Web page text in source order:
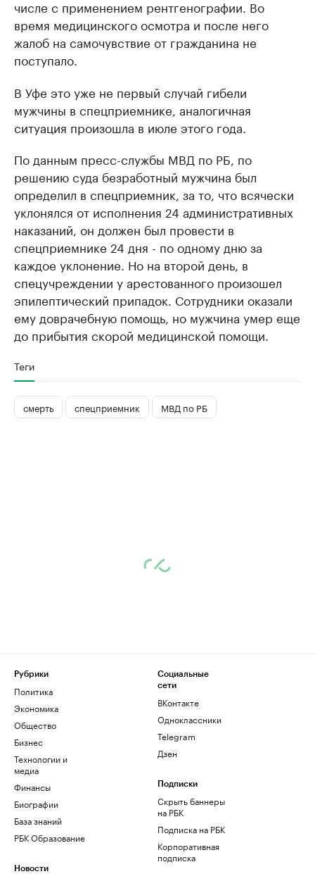
числе с применением рентгенографии. Во
время медицинского осмотра и после него
жалоб на самочувствие от гражданина не
поступало.
В Уфе это уже не первый случай гибели
мужчины в спецприемнике, аналогичная
ситуация произошла в июле этого года.
По данным пресс-службы МВД по РБ, по
решению суда безработный мужчина был
определил в спецприемник, за то, что всячески
уклонялся от исполнения 24 административных
наказаний, он должен был провести в
спецприемнике 24 дня - по одному дню за
каждое уклонение. Но на второй день, в
спецучреждении у арестованного произошел
эпилептический припадок. Сотрудники оказали
ему доврачебную помощь, но мужчина умер еще
до прибытия скорой медицинской помощи.
Теги
смерть спецприемник МВД по РБ
Рубрики
Политика
Экономика
Общество
Бизнес
Технологии и
медиа
Финансы
Биографии
База знаний
РБК Образование
Новости
Социальные
сети
ВКонтакте
Одноклассники
Telegram
Дзен
Подписки
Скрыть баннеры
на РБК
Подписка на РБК
Корпоративная
подписка